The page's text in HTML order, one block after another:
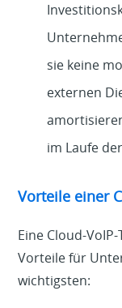
sie keine
externen
im Laufe
Vorteile einer
Eine Cloud-
Vorteile für
wichtigsten: